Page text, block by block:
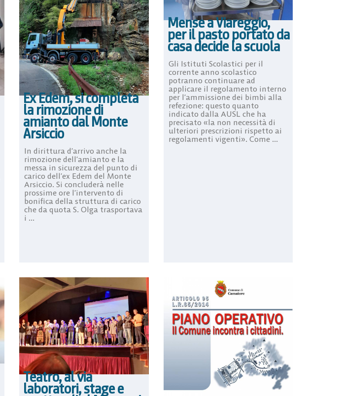
Ex Edem, si completa
la rimozione di
amianto dal Monte
Arsiccio
In dirittura d’arrivo anche la
rimozione dell’amianto e la
messa in sicurezza del punto di
carico dell’ex Edem del Monte
Arsiccio. Si concluderà nelle
prossime ore l’intervento di
bonifica della struttura di carico
che da quota S. Olga trasportava
i ...
Mense a Viareggio,
per il pasto portato da
casa decide la scuola
Gli Istituti Scolastici per il
corrente anno scolastico
potranno continuare ad
applicare il regolamento interno
per l’ammissione dei bimbi alla
refezione: questo quanto
indicato dalla AUSL che ha
precisato «la non necessità di
ulteriori prescrizioni rispetto ai
regolamenti vigenti». Come ...
Teatro, al via
laboratori, stage e